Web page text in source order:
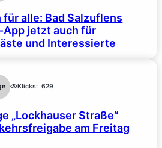
für alle: Bad Salzuflens
jetzt auch für
und Interessierte
Klicks: 629
„Lockhauser Straße“
am Freitag